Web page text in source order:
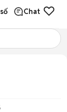
Chat